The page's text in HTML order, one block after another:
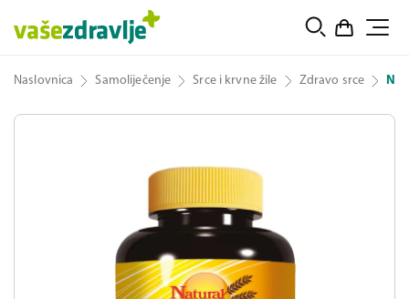
Naslovnica Samoliječenje Srce i krvne žile Zdravo srce